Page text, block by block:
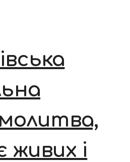
живих і